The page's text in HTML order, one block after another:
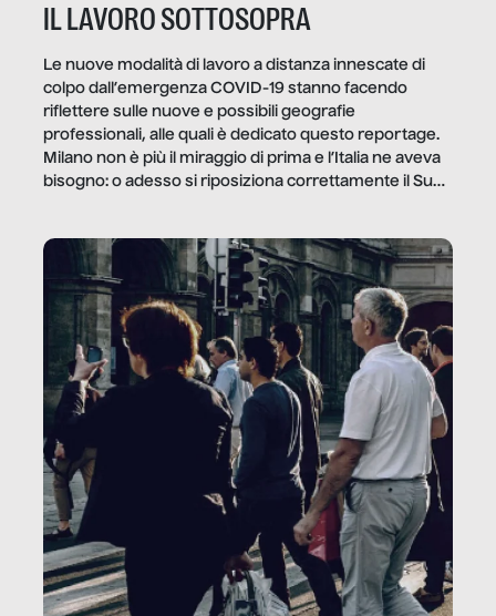
IL LAVORO SOTTOSOPRA
Le nuove modalità di lavoro a distanza innescate di
colpo dall’emergenza COVID-19 stanno facendo
riflettere sulle nuove e possibili geografie
professionali, alle quali è dedicato questo reportage.
Milano non è più il miraggio di prima e l’Italia ne aveva
bisogno: o adesso si riposiziona correttamente il Sud